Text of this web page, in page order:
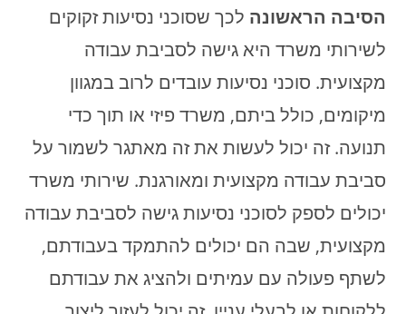
הסיבה הראשונה לכך שסוכני נסיעות זקוקים
לשירותי משרד היא גישה לסביבת עבודה
מקצועית. סוכני נסיעות עובדים לרוב במגוון
מיקומים, כולל ביתם, משרד פיזי או תוך כדי
תנועה. זה יכול לעשות את זה מאתגר לשמור על
סביבת עבודה מקצועית ומאורגנת. שירותי משרד
יכולים לספק לסוכני נסיעות גישה לסביבת עבודה
מקצועית, שבה הם יכולים להתמקד בעבודתם,
לשתף פעולה עם עמיתים ולהציג את עבודתם